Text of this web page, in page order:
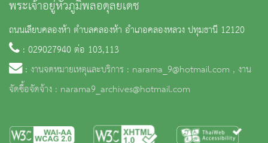
พระเจ้าอยู่หัวภูมิพลอดุลยเดช
ถนนเลียบคลองห้า ตำบลคลองห้า อำเภอคลองหลวง ปทุมธานี 12120
: 029027940 ต่อ 103,113
: งานจดหมายเหตุและบริการ : narama_9@hotmail.com , งาน
จัดซื้อจัดจ้าง : narama9_archives@hotmail.com